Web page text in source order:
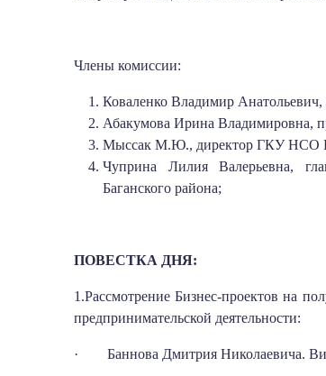
Члены комиссии:
Коваленко Владимир
Абакумова Ирина Владимировна,
Мыссак М.Ю., директор ГКУ НСО
Чуприна Лилия Валерьевна,
Баганского района;
ПОВЕСТКА ДНЯ:
1.Рассмотрение Бизнес-проектов на
предпринимательской деятельности:
· Баннова Дмитрия Николаевича. Вид